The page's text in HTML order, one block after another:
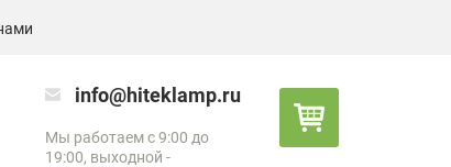
info@hiteklamp.ru
Мы работаем с 9:00 до
19:00, выходной -